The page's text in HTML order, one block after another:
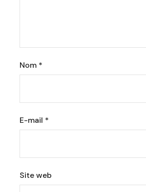
Nom *
E-mail *
Site web